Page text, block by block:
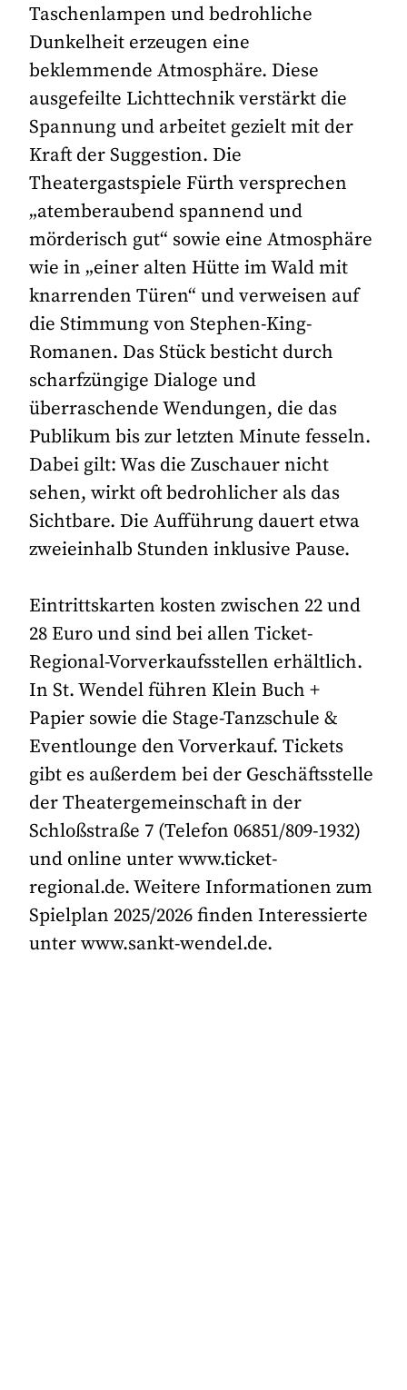
Taschenlampen und bedrohliche
Dunkelheit erzeugen eine
beklemmende Atmosphäre. Diese
ausgefeilte Lichttechnik verstärkt die
Spannung und arbeitet gezielt mit der
Kraft der Suggestion. Die
Theatergastspiele Fürth versprechen
„atemberaubend spannend und
mörderisch gut“ sowie eine Atmosphäre
wie in „einer alten Hütte im Wald mit
knarrenden Türen“ und verweisen auf
die Stimmung von Stephen-King-
Romanen. Das Stück besticht durch
scharfzüngige Dialoge und
überraschende Wendungen, die das
Publikum bis zur letzten Minute fesseln.
Dabei gilt: Was die Zuschauer nicht
sehen, wirkt oft bedrohlicher als das
Sichtbare. Die Aufführung dauert etwa
zweieinhalb Stunden inklusive Pause.
Eintrittskarten kosten zwischen 22 und
28 Euro und sind bei allen Ticket-
Regional-Vorverkaufsstellen erhältlich.
In St. Wendel führen Klein Buch +
Papier sowie die Stage-Tanzschule &
Eventlounge den Vorverkauf. Tickets
gibt es außerdem bei der Geschäftsstelle
der Theatergemeinschaft in der
Schloßstraße 7 (Telefon 06851/809-1932)
und online unter www.ticket-
regional.de. Weitere Informationen zum
Spielplan 2025/2026 finden Interessierte
unter www.sankt-wendel.de.